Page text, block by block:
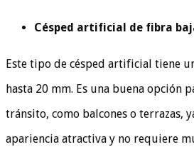
Césped artificial de fibra
Este tipo de césped artificial tiene
hasta 20 mm. Es una buena opción
tránsito, como balcones o terrazas,
apariencia atractiva y no requiere